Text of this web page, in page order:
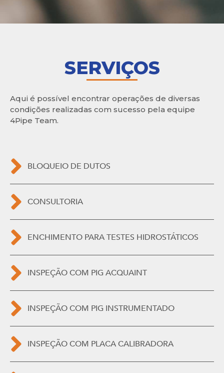
SERVIÇOS
Aqui é possível encontrar operações de diversas
condições realizadas com sucesso pela equipe
4Pipe Team.
BLOQUEIO DE DUTOS
CONSULTORIA
ENCHIMENTO PARA TESTES HIDROSTÁTICOS
INSPEÇÃO COM PIG ACQUAINT
INSPEÇÃO COM PIG INSTRUMENTADO
INSPEÇÃO COM PLACA CALIBRADORA